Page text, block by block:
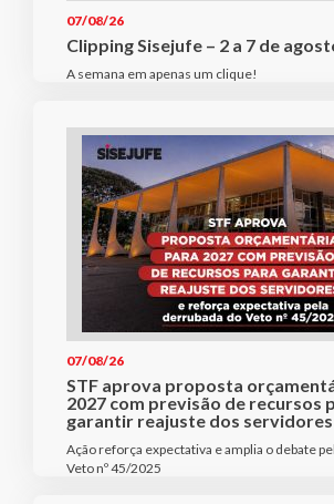
07/08/26
Clipping Sisejufe – 2 a 7 de
A semana em apenas um clique!
07/08/26
STF aprova proposta
2027 com previsão de recursos
garantir reajuste dos servidores
Ação reforça expectativa e amplia o debate
Veto nº 45/2025